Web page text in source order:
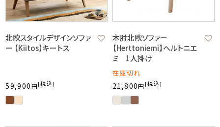
北欧スタイルデザインソファ
ー 【Kiitos】キートス
59,900 税込
木肘北欧ソファー
【Herttoniemi】ヘルトニエ
ミ 1人掛け
在庫切れ
21,800 税込